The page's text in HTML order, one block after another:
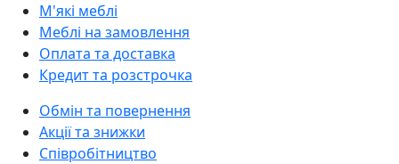
М'які меблі
Меблі на замовлення
Оплата та доставка
Кредит та розстрочка
Обмін та повернення
Акції та знижки
Співробітництво